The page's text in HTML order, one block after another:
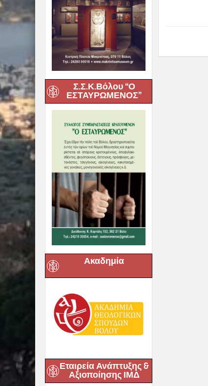
Σ.Σ.Κ.Βόλου “Ο
ΕΣΤΑΥΡΩΜΕΝΟΣ”
Ακαδημία
Εταιρεία Ανάπτυξης &
Αξιοποίησης ΙΜΔ